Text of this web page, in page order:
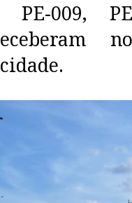
PE-009,